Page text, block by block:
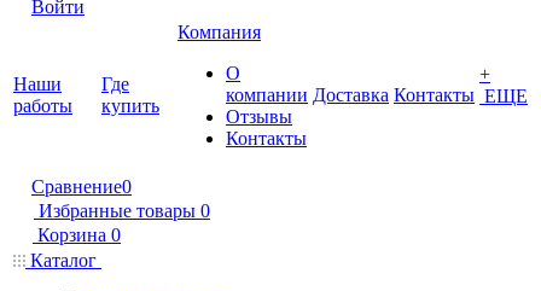
Войти
Наши
работы
Где
купить
Компания
О
компании
Отзывы
Контакты
Доставка Контакты
+
ЕЩЕ
Сравнение0
Избранные товары 0
Корзина 0
Каталог